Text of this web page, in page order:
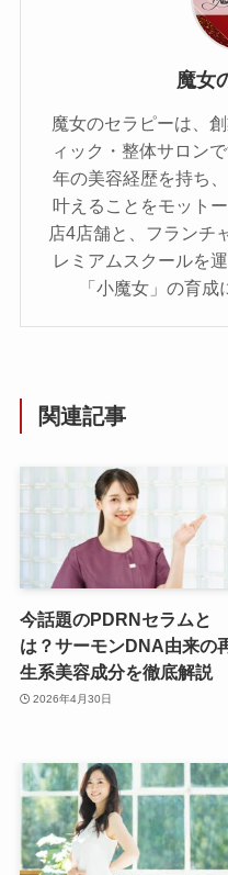
魔女
魔女のセラピーは、
ィック・整体サロン
年の美容経歴を持ち
叶えることをモット
店4店舗と、フランチ
レミアムスクールを
「小魔女」の育成
関連記事
今話題のPDRNセラムと
は？サーモンDNA由来の
生系美容成分を徹底解説
2026年4月30日